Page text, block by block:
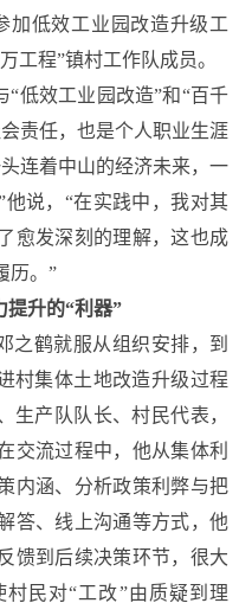
加低效工业园改造升级工
工程”镇村工作队成员。
“低效工业园改造”和“百千
责任，也是个人职业生涯
连着中山的经济未来，一
说，“在实践中，我对其
愈发深刻的理解，这也成
历。”
提升的“利器”
之鹤就服从组织安排，到
村集体土地改造升级过程
生产队队长、村民代表，
交流过程中，他从集体利
内涵、分析政策利弊与把
答、线上沟通等方式，他
馈到后续决策环节，很大
民对“工改”由质疑到理